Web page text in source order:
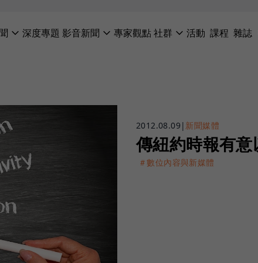
深度專題 影音新聞 專家觀點社群 活動 課程 雜誌
2012.08.09 | 新聞媒體
傳紐約時報有
＃數位內容與新媒體